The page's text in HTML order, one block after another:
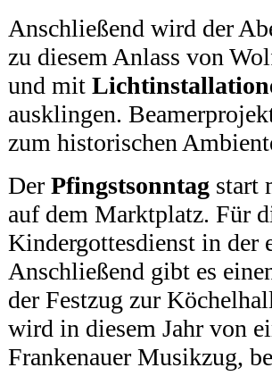
Anschließend wird der
zu diesem Anlass von
und mit
ausklingen.
zum historischen
Der Pfingstsonntag start
auf dem Marktplatz. Für
Kindergottesdienst in der
Anschließend gibt es
der Festzug zur
wird in diesem Jahr von
Frankenauer Musikzug,